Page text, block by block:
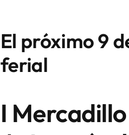
El próximo 9
ferial
I